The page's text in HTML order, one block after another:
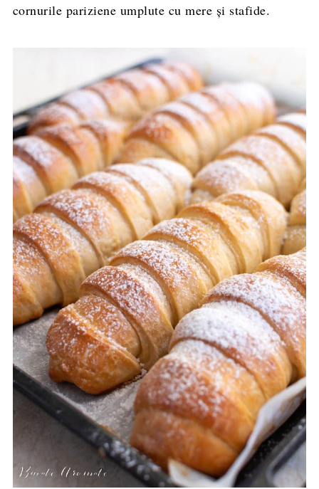
cornurile pariziene umplute cu mere și stafide.